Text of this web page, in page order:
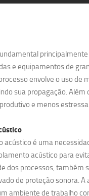
e equipamentos de
envolve o uso
sua propagação.
e menos
é uma
acústico para
dos processos, também
de proteção sonora.
ambiente de trabalho